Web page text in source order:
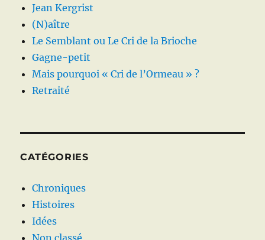
Jean Kergrist
(N)aître
Le Semblant ou Le Cri de la Brioche
Gagne-petit
Mais pourquoi « Cri de l’Ormeau » ?
Retraité
CATÉGORIES
Chroniques
Histoires
Idées